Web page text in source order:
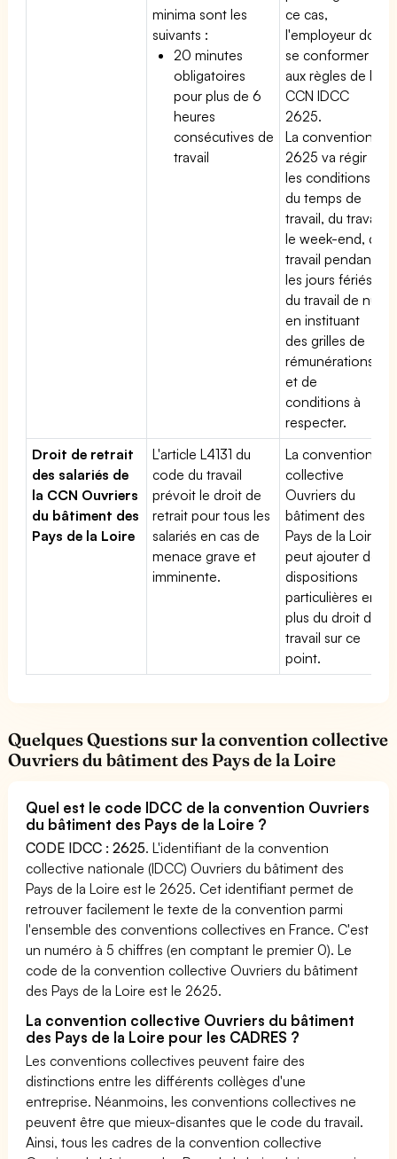
minima sont les
suivants :
20 minutes
obligatoires
pour plus de 6
heures
consécutives de
travail
ce cas,
l'employeur doit
se conformer
aux règles de la
CCN IDCC
2625.
La convention
2625 va régir
les conditions
du temps de
travail, du travail
le week-end, du
travail pendant
les jours fériés,
du travail de nuit
en instituant
des grilles de
rémunérations
et de
conditions à
respecter.
Droit de retrait
des salariés de
la CCN Ouvriers
du bâtiment des
Pays de la Loire
L'article L4131 du
code du travail
prévoit le droit de
retrait pour tous les
salariés en cas de
menace grave et
imminente.
La convention
collective
Ouvriers du
bâtiment des
Pays de la Loire
peut ajouter des
dispositions
particulières en
plus du droit du
travail sur ce
point.
Quelques Questions sur la convention collective
Ouvriers du bâtiment des Pays de la Loire
Quel est le code IDCC de la convention Ouvriers
du bâtiment des Pays de la Loire ?
CODE IDCC : 2625. L'identifiant de la convention
collective nationale (IDCC) Ouvriers du bâtiment des
Pays de la Loire est le 2625. Cet identifiant permet de
retrouver facilement le texte de la convention parmi
l'ensemble des conventions collectives en France. C'est
un numéro à 5 chiffres (en comptant le premier 0). Le
code de la convention collective Ouvriers du bâtiment
des Pays de la Loire est le 2625.
La convention collective Ouvriers du bâtiment
des Pays de la Loire pour les CADRES ?
Les conventions collectives peuvent faire des
distinctions entre les différents collèges d'une
entreprise. Néanmoins, les conventions collectives ne
peuvent être que mieux-disantes que le code du travail.
Ainsi, tous les cadres de la convention collective